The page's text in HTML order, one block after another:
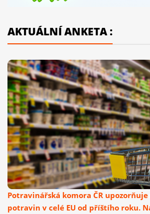
AKTUÁLNÍ ANKETA :
Potravinářská komora ČR upozorňuje
potravin v celé EU od příštího roku.